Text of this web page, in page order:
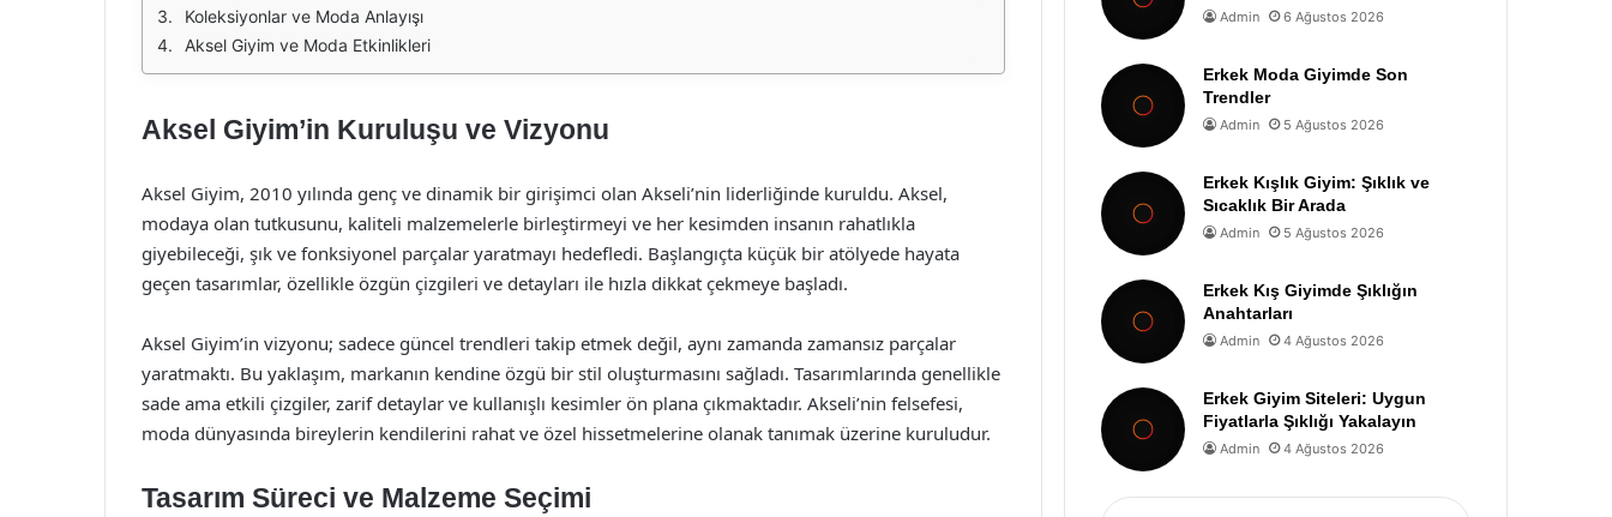
Koleksiyonlar ve Moda Anlayışı
Aksel Giyim ve Moda Etkinlikleri
Aksel Giyim’in Kuruluşu ve Vizyonu
Aksel Giyim, 2010 yılında genç ve dinamik bir girişimci olan Akseli’nin liderliğinde kuruldu. Aksel,
modaya olan tutkusunu, kaliteli malzemelerle birleştirmeyi ve her kesimden insanın rahatlıkla
giyebileceği, şık ve fonksiyonel parçalar yaratmayı hedefledi. Başlangıçta küçük bir atölyede hayata
geçen tasarımlar, özellikle özgün çizgileri ve detayları ile hızla dikkat çekmeye başladı.
Aksel Giyim’in vizyonu; sadece güncel trendleri takip etmek değil, aynı zamanda zamansız parçalar
yaratmaktı. Bu yaklaşım, markanın kendine özgü bir stil oluşturmasını sağladı. Tasarımlarında genellikle
sade ama etkili çizgiler, zarif detaylar ve kullanışlı kesimler ön plana çıkmaktadır. Akseli’nin felsefesi,
moda dünyasında bireylerin kendilerini rahat ve özel hissetmelerine olanak tanımak üzerine kuruludur.
Tasarım Süreci ve Malzeme Seçimi
Admin 6 Ağustos 2026
Erkek Moda Giyimde Son
Trendler
Admin 5 Ağustos 2026
Erkek Kışlık Giyim: Şıklık ve
Sıcaklık Bir Arada
Admin 5 Ağustos 2026
Erkek Kış Giyimde Şıklığın
Anahtarları
Admin 4 Ağustos 2026
Erkek Giyim Siteleri: Uygun
Fiyatlarla Şıklığı Yakalayın
Admin 4 Ağustos 2026